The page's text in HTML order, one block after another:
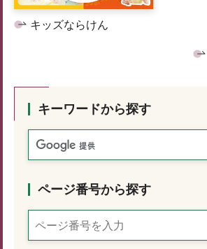
キッズならけん
キーワードから探す
ページ番号から探す